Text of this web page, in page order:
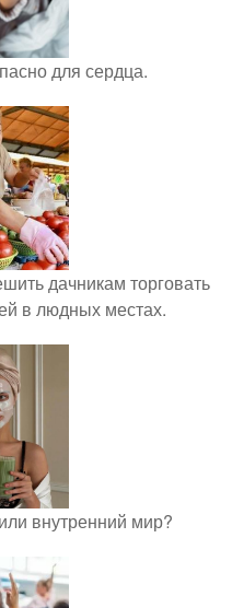
для сердца.
дачникам торговать
в людных местах.
внутренний мир?